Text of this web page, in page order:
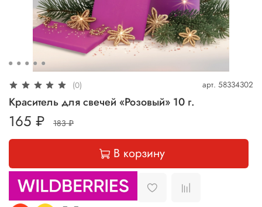
(0) арт. 58334302
Краситель для свечей «Розовый» 10 г.
165 ₽ 183 ₽
В корзину